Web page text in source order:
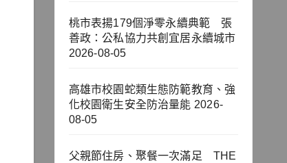
桃市表揚179個淨零永續典範 張
善政：公私協力共創宜居永續城市
2026-08-05
高雄市校園蛇類生態防範教育、強
化校園衛生安全防治量能 2026-
08-05
父親節住房、聚餐一次滿足 THE